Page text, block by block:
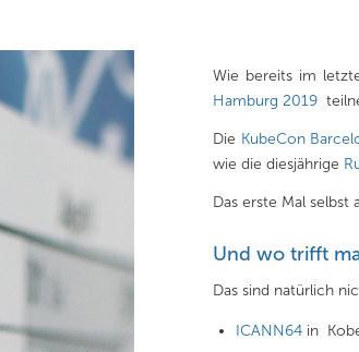
Wie bereits im
Hamburg 2019
Die KubeCon
wie die diesjährige
Das erste Mal selbst
Und wo trifft
Das sind natürlich
ICANN64 in